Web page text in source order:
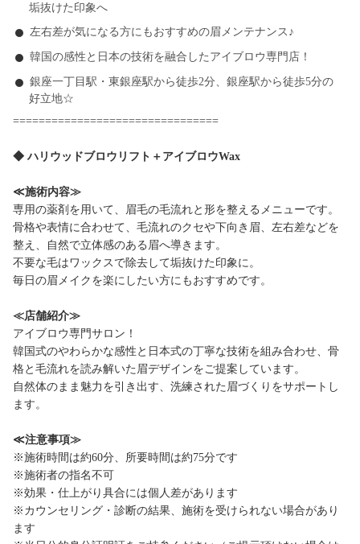
垢抜けた印象へ
左右差が気になる方にもおすすめの眉メンテナンス♪
韓国の感性と日本の技術を融合したアイブロウ専門店！
銀座一丁目駅・東銀座駅から徒歩2分、銀座駅から徒歩5分の
好立地☆
================================
◆ ハリウッドブロウリフト＋アイブロウWax
≪施術内容≫
専用の薬剤を用いて、眉毛の毛流れと形を整えるメニューです。
骨格や表情に合わせて、毛流れのクセや下向き眉、左右差などを
整え、自然で立体感のある眉へ導きます。
不要な毛はワックスで除去して垢抜けた印象に。
毎日の眉メイクを楽にしたい方にもおすすめです。
≪店舗紹介≫
アイブロウ専門サロン！
韓国式のやわらかな感性と日本式の丁寧な技術を組み合わせ、骨
格と毛流れを読み解いた眉デザインをご提案しています。
自然体のまま魅力を引き出す、洗練された眉づくりをサポートし
ます。
≪注意事項≫
※施術時間は約60分、所要時間は約75分です
※施術者の指名不可
※効果・仕上がり具合には個人差があります
※カウンセリング・診断の結果、施術を受けられない場合があり
ます